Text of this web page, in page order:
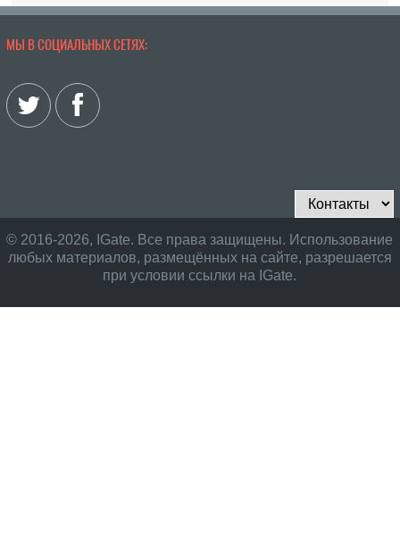
МЫ В СОЦИАЛЬНЫХ СЕТЯХ:
© 2016-2026, IGate. Все права защищены. Использование
любых материалов, размещённых на сайте, разрешается
при условии ссылки на IGate.